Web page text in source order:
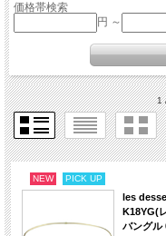
価格帯検索
円 ～
1
NEW PICK UP
les
K18YG(
バングル